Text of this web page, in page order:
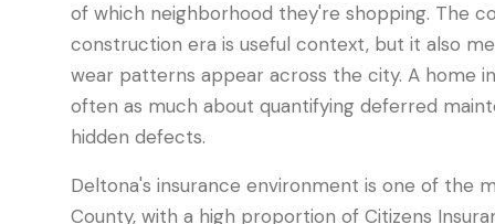
of which neighborhood they're shopping. The
construction era is useful context, but it also
wear patterns appear across the city. A home
often as much about quantifying deferred
hidden defects.
Deltona's insurance environment is one of the
County, with a high proportion of Citizens